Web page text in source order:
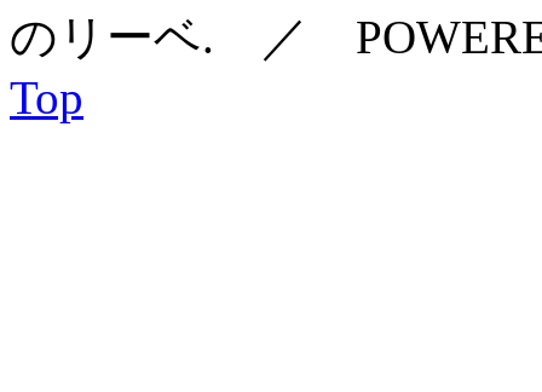
のリーベ. ／
Top